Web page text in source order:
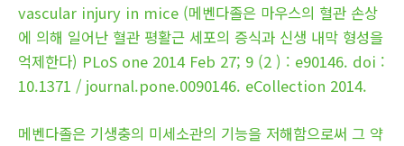
vascular injury in mice (메벤다졸은 마우스의 혈관 손상
에 의해 일어난 혈관 평활근 세포의 증식과 신생 내막 형성을
억제한다) PLoS one 2014 Feb 27; 9 (2 ) : e90146. doi :
10.1371 / journal.pone.0090146. eCollection 2014.
메벤다졸은 기생충의 미세소관의 기능을 저해함으로써 그 약